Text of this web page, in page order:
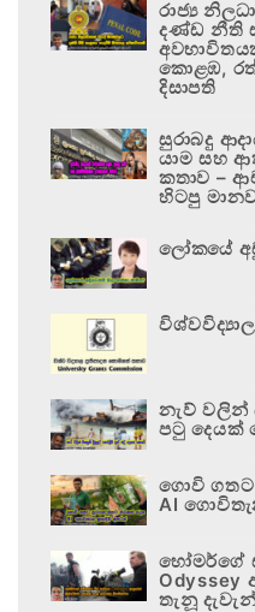
රාජ්‍ය
දණ්ඩ නීති
කොළඹ,
දිසාපති
සුරාබදු
යාම සහ
කතාව –
හිටපු මානව
ලෝකයේ
නැව් වලින්
පටු දෙයක්
ගොවි
AI
හෝමර්ගේ
තැනූ